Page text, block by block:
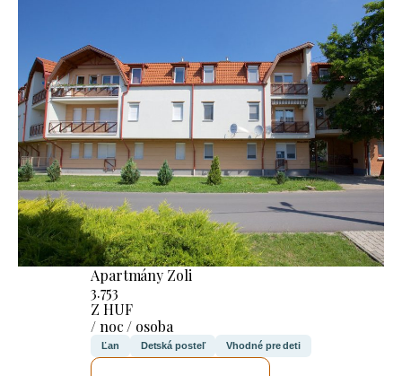
Apartmány Zoli
3.753
Z HUF
/ noc / osoba
Ľan Detská posteľ Vhodné pre deti